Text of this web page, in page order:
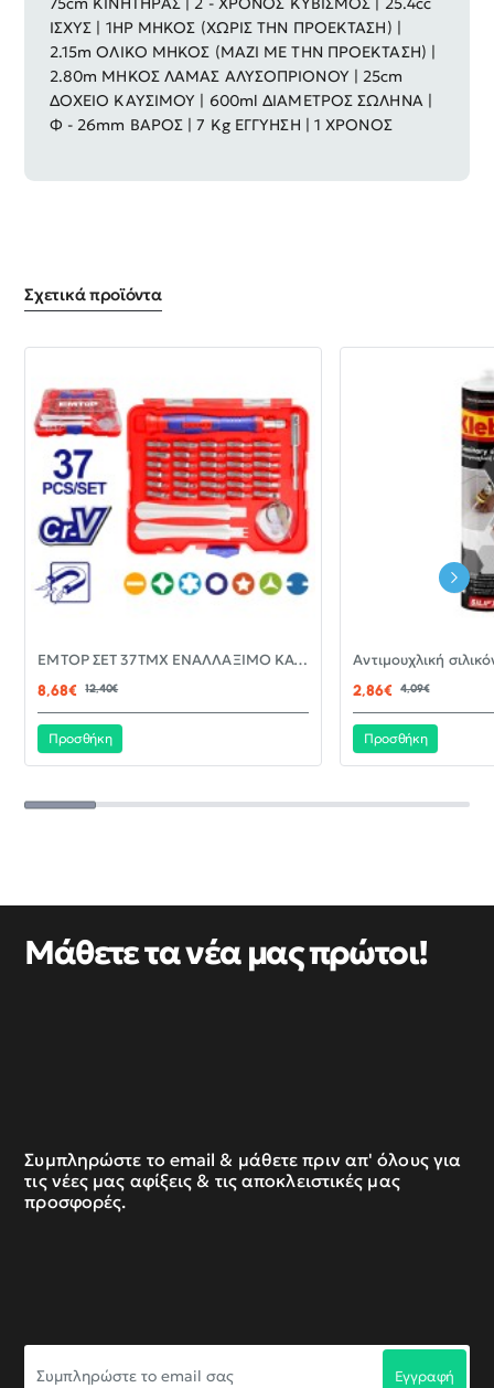
ΙΣΧΥΣ | 1ΗΡ ΜΗΚΟΣ (ΧΩΡΙΣ ΤΗΝ ΠΡΟΕΚΤΑΣΗ) |
2.15m ΟΛΙΚΟ ΜΗΚΟΣ (ΜΑΖΙ ΜΕ ΤΗΝ ΠΡΟΕΚΤΑΣΗ) |
2.80m ΜΗΚΟΣ ΛΑΜΑΣ ΑΛΥΣΟΠΡΙΟΝΟΥ | 25cm
ΔΟΧΕΙΟ ΚΑΥΣΙΜΟΥ | 600ml ΔΙΑΜΕΤΡΟΣ ΣΩΛΗΝΑ |
Φ - 26mm ΒΑΡΟΣ | 7 Kg ΕΓΓΥΗΣΗ | 1 ΧΡΟΝΟΣ
Σχετικά προϊόντα
-30%EMTOP ΣΕΤ 37ΤΜΧ ΕΝΑΛΛΑΞΙΜΟ ΚΑΤΣΑΒΙΔΙ ΜΕ ΜΥΤΕΣ EBST03702
8,68€
12,40€
Προσθήκη
2,86€ 4,09€
Προσθήκη
Μάθετε τα νέα μας πρώτοι!
Συμπληρώστε το email & μάθετε πριν απ' όλους για
τις νέες μας αφίξεις & τις αποκλειστικές μας
προσφορές.
το
Εγγραφή